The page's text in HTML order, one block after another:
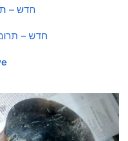
חדש –
חדש –